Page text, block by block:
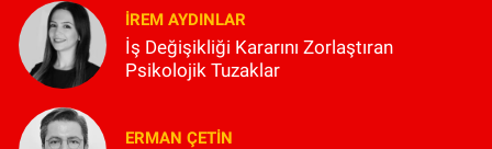
İREM AYDINLAR
İş Değişikliği Kararını Zorlaştıran
Psikolojik Tuzaklar
ERMAN ÇETIN